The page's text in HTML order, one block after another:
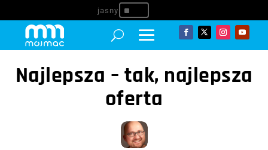
^
Najlepsza – tak, najlepsza
oferta